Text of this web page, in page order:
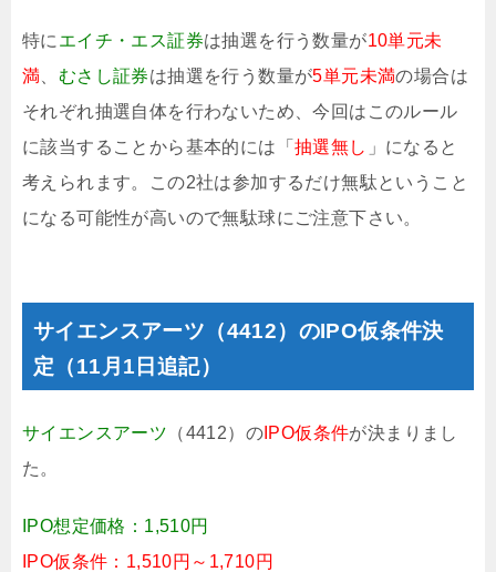
特に エイチ・エス証券は抽選を行う数量が10単元未
満
むさし証券は抽選を行う数量が5単元未満の場合は
それぞれ抽選自体を行わないため、今回はこのルール
に該当することから基本的には「 抽選無し 」になると
考えられます。この2社は参加するだけ無駄ということ
になる可能性が高いので無駄球にご注意下さい。
サイエンスアーツ（4412）のIPO仮条件決
定（11月1日追記）
サイエンスアーツ （4412）の IPO仮条件が決まりまし
た。
IPO想定価格：1,510円
IPO仮条件：1,510円～1,710円